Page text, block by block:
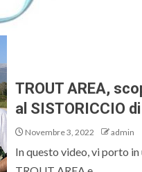
TROUT AREA,
al SISTORICCIO
Novembre 3, 2022 admin
In questo video, vi porto